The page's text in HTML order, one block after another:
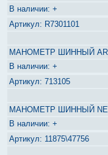
+
R7301101
МАНОМЕТР ШИННЫЙ
+
713105
МАНОМЕТР ШИННЫЙ
+
11875\47756